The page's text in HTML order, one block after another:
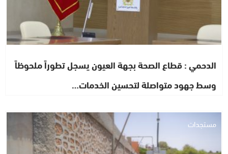
الدحمي : قطاع الصحة بجهة العيون يسجل تطوراً ملحوظاً
وسط جهود متواصلة لتحسين الخدمات…
مستجدات